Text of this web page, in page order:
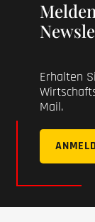
Erhalten
Mail.